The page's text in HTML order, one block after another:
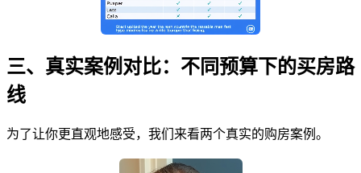
三、真实案例对比：不同预算下的买房路
线
为了让你更直观地感受，我们来看两个真实的购房案例。